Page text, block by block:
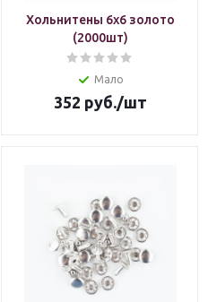
Хольнитены 6х6 золото
(2000шт)
Мало
352 руб./шт